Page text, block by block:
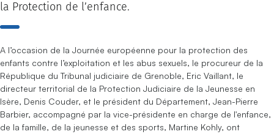
la Protection de l’enfance.
A l’occasion de la Journée européenne pour la protection des
enfants contre l’exploitation et les abus sexuels, le procureur de la
République du Tribunal judiciaire de Grenoble, Eric Vaillant, le
directeur territorial de la Protection Judiciaire de la Jeunesse en
Isère, Denis Couder, et le président du Département, Jean-Pierre
Barbier, accompagné par la vice-présidente en charge de l'enfance,
de la famille, de la jeunesse et des sports, Martine Kohly, ont